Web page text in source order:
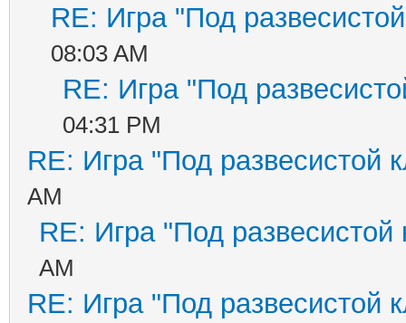
RE: Игра "Под
08:03 AM
RE: Игра "Под
04:31 PM
RE: Игра "Под развесистой
AM
RE: Игра "Под развесистой
AM
RE: Игра "Под развесистой